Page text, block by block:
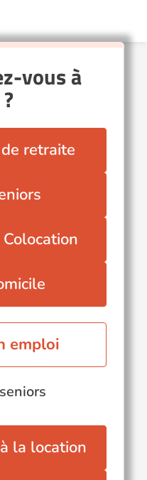
vous à
retraite
emploi
la location